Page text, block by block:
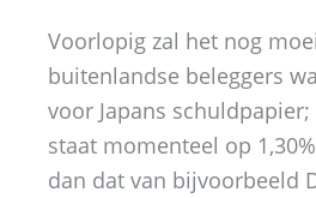
Voorlopig zal het nog
buitenlandse beleggers
voor Japans
staat momenteel op
dan dat van bijvoorbeeld